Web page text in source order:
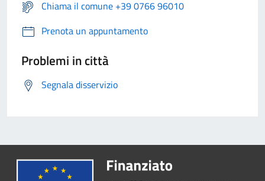
Chiama il comune +39 0766 96010
Prenota un appuntamento
Problemi in città
Segnala disservizio